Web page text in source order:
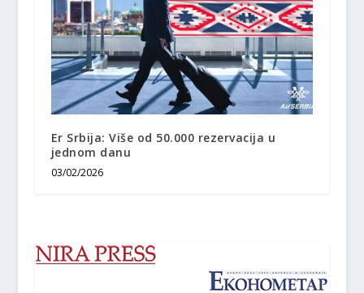
Er Srbija: Više od 50.000 rezervacija u
jednom danu
03/02/2026